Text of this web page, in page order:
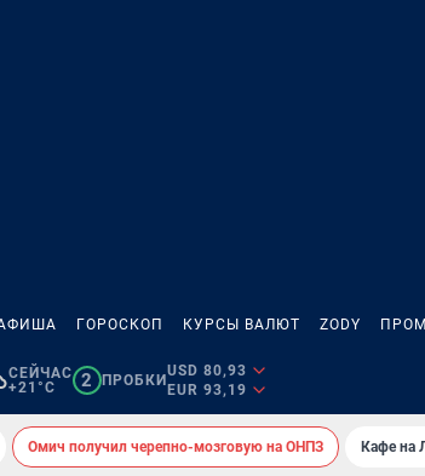
ГОРОСКОП КУРСЫ ВАЛЮТ ZODY
СЕЙЧАС
+21°C
2 ПРОБКИ
USD 80,93
EUR 93,19
Омич получил черепно-мозговую на ОНПЗ Кафе на